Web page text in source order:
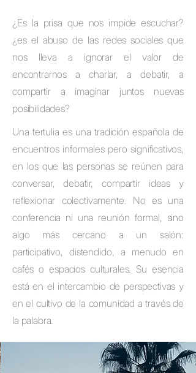
¿Es la prisa que nos impide escuchar?
¿es el abuso de las redes sociales que
nos lleva a ignorar el valor de
encontrarnos a charlar, a debatir, a
compartir a imaginar juntos nuevas
posibilidades?
Una tertulia es una tradición española de
encuentros informales pero significativos,
en los que las personas se reúnen para
conversar, debatir, compartir ideas y
reflexionar colectivamente. No es una
conferencia ni una reunión formal, sino
algo más cercano a un salón:
participativo, distendido, a menudo en
cafés o espacios culturales. Su esencia
está en el intercambio de perspectivas y
en el cultivo de la comunidad a través de
la palabra.